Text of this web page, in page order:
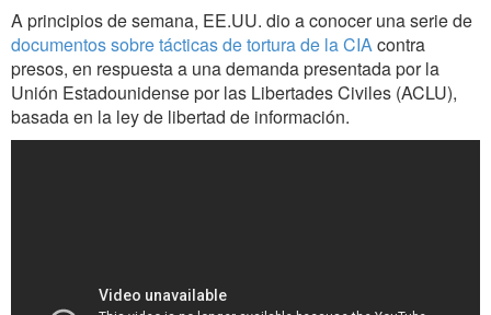
A principios de semana, EE.UU. dio a conocer una serie de
documentos sobre tácticas de tortura de la CIAcontra
presos, en respuesta a una demanda presentada por la
Unión Estadounidense por las Libertades Civiles (ACLU),
basada en la ley de libertad de información.